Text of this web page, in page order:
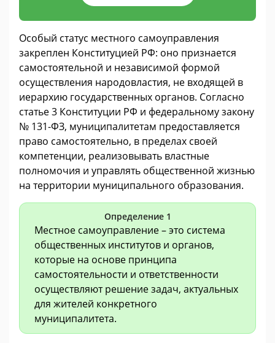
Особый статус местного самоуправления
закреплен Конституцией РФ: оно признается
самостоятельной и независимой формой
осуществления народовластия, не входящей в
иерархию государственных органов. Согласно
статье 3 Конституции РФ и федеральному закону
№ 131-ФЗ, муниципалитетам предоставляется
право самостоятельно, в пределах своей
компетенции, реализовывать властные
полномочия и управлять общественной жизнью
на территории муниципального образования.
Определение 1
Местное самоуправление – это система
общественных институтов и органов,
которые на основе принципа
самостоятельности и ответственности
осуществляют решение задач, актуальных
для жителей конкретного
муниципалитета.